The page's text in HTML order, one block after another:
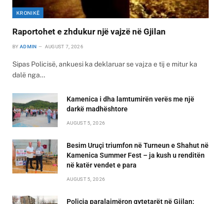
KRONIKË
Raportohet e zhdukur një vajzë në Gjilan
BY ADMIN AUGUST 7, 2026
Sipas Policisë, ankuesi ka deklaruar se vajza e tij e mitur ka
dalë nga…
Kamenica i dha lamtumirën verës me një
darkë madhështore
AUGUST 5, 2026
Besim Uruçi triumfon në Turneun e Shahut në
Kamenica Summer Fest – ja kush u renditën
në katër vendet e para
AUGUST 5, 2026
Policia paralajmëron qytetarët në Gjilan: